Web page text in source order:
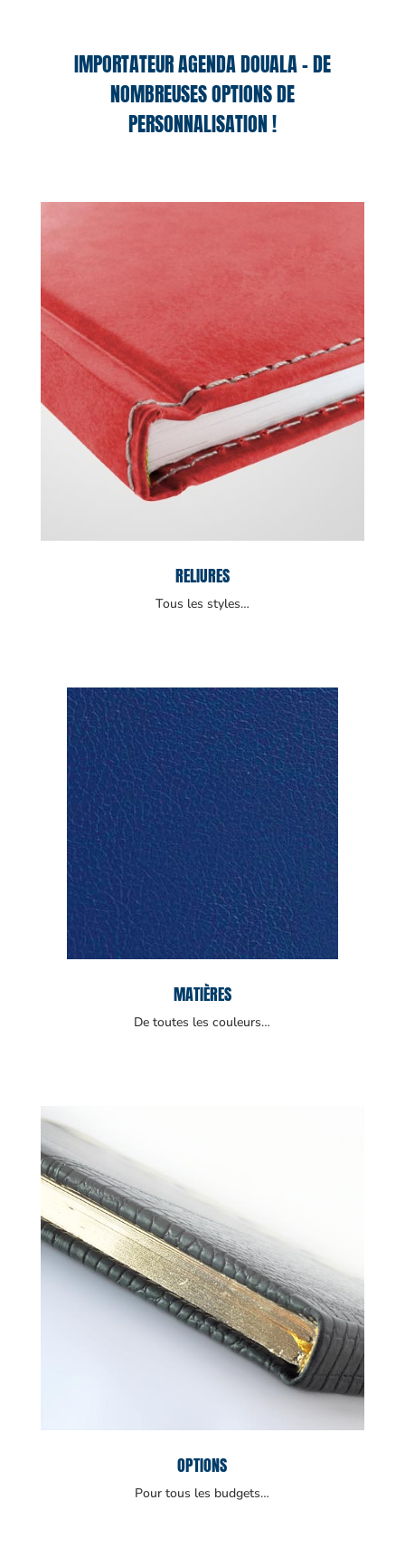
IMPORTATEUR AGENDA DOUALA – DE
NOMBREUSES OPTIONS DE
PERSONNALISATION !
RELIURES
Tous les styles…
MATIÈRES
De toutes les couleurs…
OPTIONS
Pour tous les budgets…